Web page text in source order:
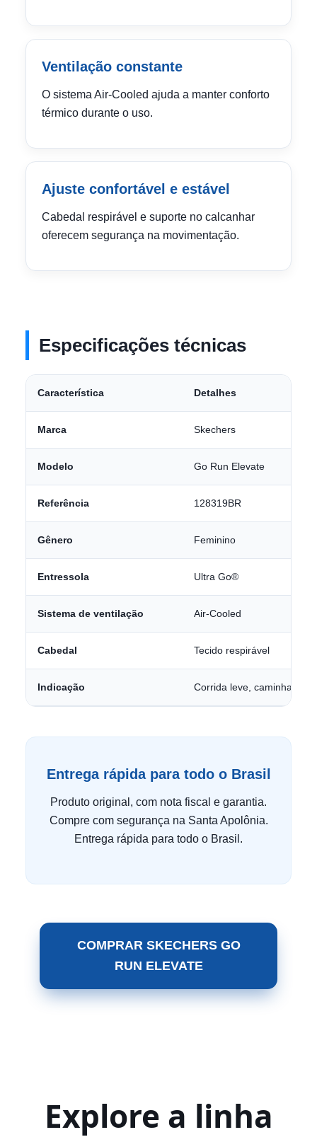
Ventilação constante
O sistema Air-Cooled ajuda a manter conforto
térmico durante o uso.
Ajuste confortável e estável
Cabedal respirável e suporte no calcanhar
oferecem segurança na movimentação.
Especificações técnicas
Característica Detalhes
Marca Skechers
Modelo Go Run Elevate
Referência 128319BR
Gênero Feminino
Entressola Ultra Go®
Sistema de ventilação Air-Cooled
Cabedal Tecido respirável
Indicação Corrida leve, caminhada e
Entrega rápida para todo o Brasil
Produto original, com nota fiscal e garantia.
Compre com segurança na Santa Apolônia.
Entrega rápida para todo o Brasil.
COMPRAR SKECHERS GO
RUN ELEVATE
Explore a linha